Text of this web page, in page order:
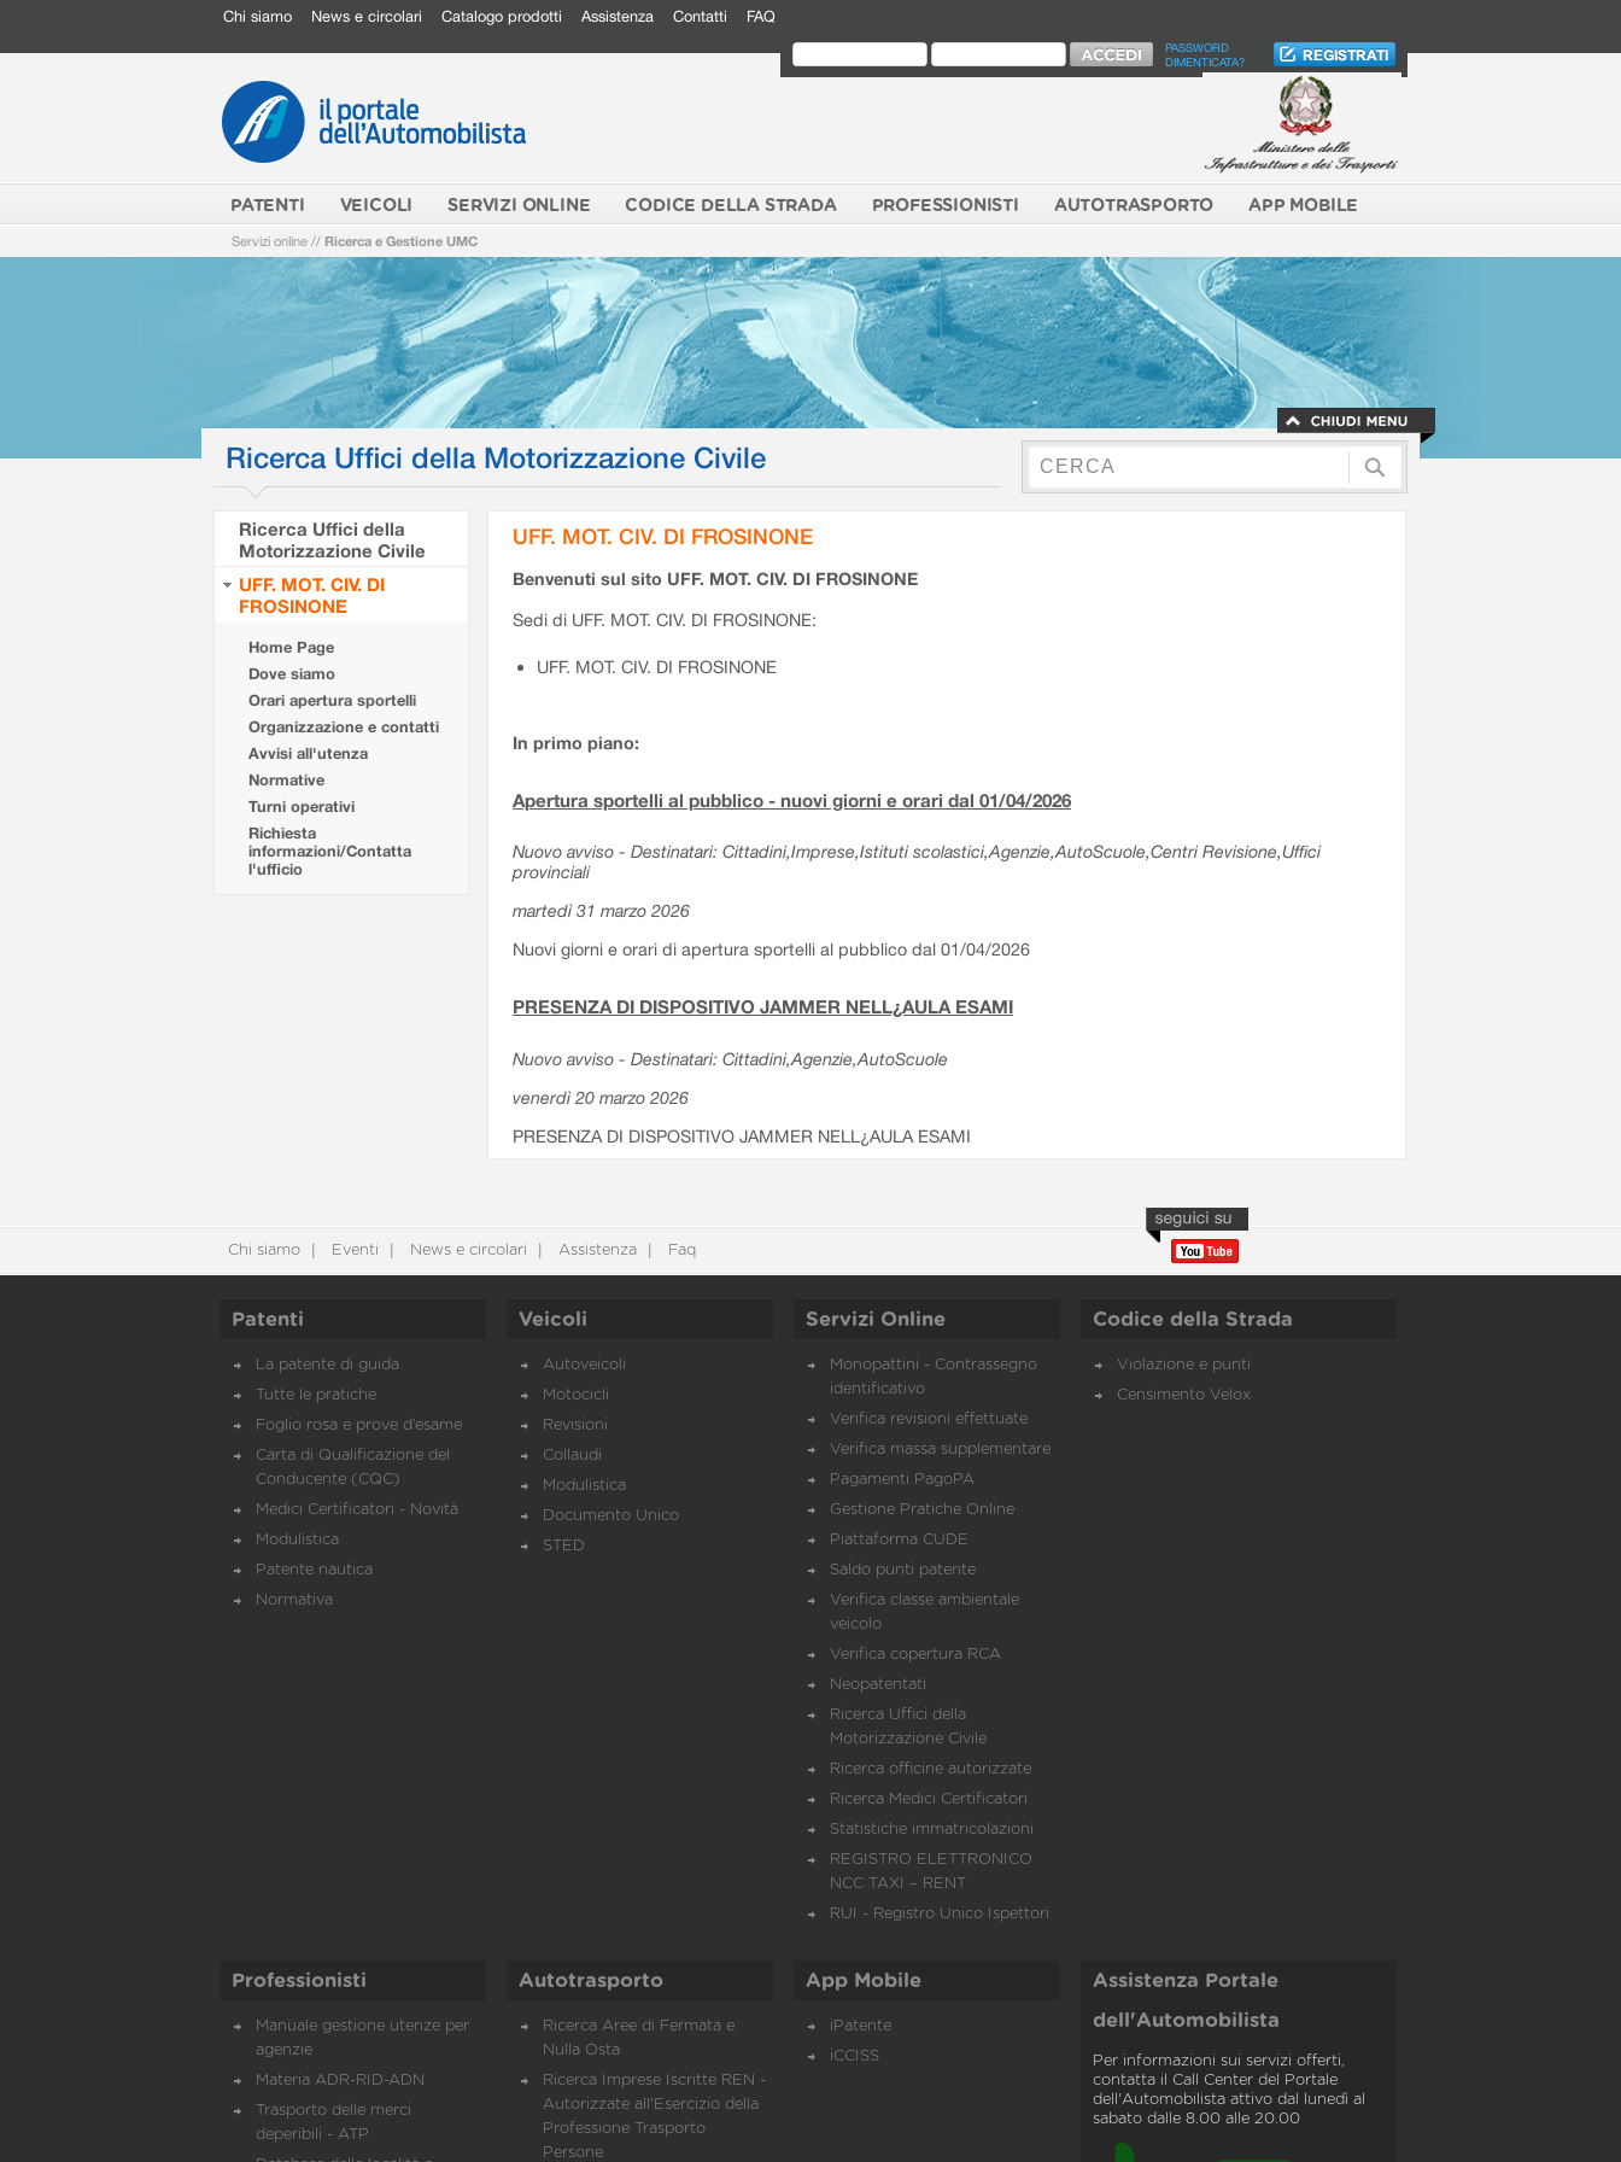
Chi siamo News e circolari Catalogo prodotti Assistenza Contatti FAQ
PASSWORD
DIMENTICATA?
PATENTI VEICOLI SERVIZI ONLINE CODICE DELLA STRADA PROFESSIONISTI AUTOTRASPORTO APP MOBILE
Servizi online // Ricerca e Gestione UMC
Ricerca Uffici della Motorizzazione Civile
Ricerca Uffici della
Motorizzazione Civile
UFF. MOT. CIV. DI
FROSINONE
Home Page
Dove siamo
Orari apertura sportelli
Organizzazione e contatti
Avvisi all'utenza
Normative
Turni operativi
Richiesta
informazioni/Contatta
l'ufficio
UFF. MOT. CIV. DI FROSINONE
Benvenuti sul sito UFF. MOT. CIV. DI FROSINONE
Sedi di UFF. MOT. CIV. DI FROSINONE:
UFF. MOT. CIV. DI FROSINONE
In primo piano:
Apertura sportelli al pubblico - nuovi giorni e orari dal 01/04/2026
Nuovo avviso - Destinatari: Cittadini,Imprese,Istituti scolastici,Agenzie,AutoScuole,Centri Revisione,Uffici
provinciali
martedì 31 marzo 2026
Nuovi giorni e orari di apertura sportelli al pubblico dal 01/04/2026
PRESENZA DI DISPOSITIVO JAMMER NELL¿AULA ESAMI
Nuovo avviso - Destinatari: Cittadini,Agenzie,AutoScuole
venerdì 20 marzo 2026
PRESENZA DI DISPOSITIVO JAMMER NELL¿AULA ESAMI
Chi siamo Eventi News e circolari Assistenza Faq
Patenti
La patente di guida
Tutte le pratiche
Foglio rosa e prove d’esame
Carta di Qualificazione del
Conducente (CQC)
Medici Certificatori - Novità
Modulistica
Patente nautica
Normativa
Veicoli
Autoveicoli
Motocicli
Revisioni
Collaudi
Modulistica
Documento Unico
STED
Servizi Online
Monopattini - Contrassegno
identificativo
Verifica revisioni effettuate
Verifica massa supplementare
Pagamenti PagoPA
Gestione Pratiche Online
Piattaforma CUDE
Saldo punti patente
Verifica classe ambientale
veicolo
Verifica copertura RCA
Neopatentati
Ricerca Uffici della
Motorizzazione Civile
Ricerca officine autorizzate
Ricerca Medici Certificatori
Statistiche immatricolazioni
REGISTRO ELETTRONICO
NCC TAXI – RENT
RUI - Registro Unico Ispettori
Codice della Strada
Violazione e punti
Censimento Velox
Professionisti
Manuale gestione utenze per
agenzie
Materia ADR-RID-ADN
Trasporto delle merci
deperibili - ATP
Autotrasporto
Ricerca Aree di Fermata e
Nulla Osta
Ricerca Imprese Iscritte REN -
Autorizzate all'Esercizio della
Professione Trasporto
Persone
App Mobile
iPatente
iCCISS
Assistenza Portale
dell'Automobilista
Per informazioni sui servizi offerti,
contatta il Call Center del Portale
dell'Automobilista attivo dal lunedì al
sabato dalle 8.00 alle 20.00